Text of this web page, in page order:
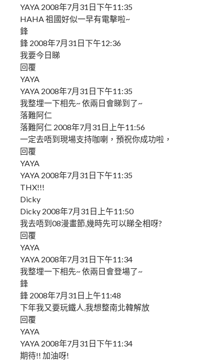
YAYA 2008年7月31日下午11:35
HAHA 祖國好似一早有電擊啦~
鋒
鋒 2008年7月31日下午12:36
我要今日睇
回覆
YAYA
YAYA 2008年7月31日下午11:35
我整埋一下相先~ 依兩日會睇到了~
落難阿仁
落難阿仁 2008年7月31日上午11:56
一定去唔到現場支持咖喇，預祝你成功啦，
回覆
YAYA
YAYA 2008年7月31日下午11:35
THX!!!
Dicky
Dicky 2008年7月31日上午11:50
我去唔到08漫畫節,幾時先可以睇全相呀?
回覆
YAYA
YAYA 2008年7月31日下午11:34
我整埋一下相先~ 依兩日會登場了~
鋒
鋒 2008年7月31日上午11:48
下年我又要玩鐵人,我想整南北韓解放
回覆
YAYA
YAYA 2008年7月31日下午11:34
期待!! 加油呀!